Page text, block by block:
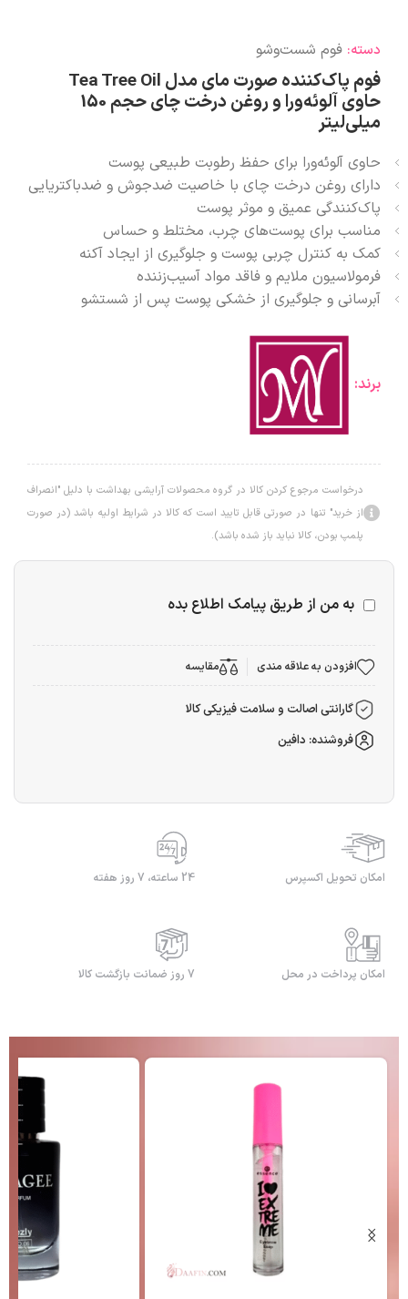
دسته: فوم شست‌وشو
فوم پاک‌کننده صورت مای مدل Tea Tree Oil
حاوی آلوئه‌ورا و روغن درخت چای حجم 150
میلی‌لیتر
حاوی آلوئه‌ورا برای حفظ رطوبت طبیعی پوست
دارای روغن درخت چای با خاصیت ضدجوش و ضدباکتریایی
پاک‌کنندگی عمیق و موثر پوست
مناسب برای پوست‌های چرب، مختلط و حساس
کمک به کنترل چربی پوست و جلوگیری از ایجاد آکنه
فرمولاسیون ملایم و فاقد مواد آسیب‌زننده
آبرسانی و جلوگیری از خشکی پوست پس از شستشو
برند:
درخواست مرجوع کردن کالا در گروه محصولات آرایشی بهداشت با دلیل "انصراف
از خرید" تنها در صورتی قابل تایید است که کالا در شرایط اولیه باشد (در صورت
پلمپ بودن، کالا نباید باز شده باشد).
به من از طریق پیامک اطلاع بده
افزودن به علاقه مندی مقایسه
گارانتی اصالت و سلامت فیزیکی کالا
فروشنده: دافین
امکان تحویل اکسپرس 24 ساعته، 7 روز هفته
امکان پرداخت در محل 7 روز ضمانت بازگشت کالا